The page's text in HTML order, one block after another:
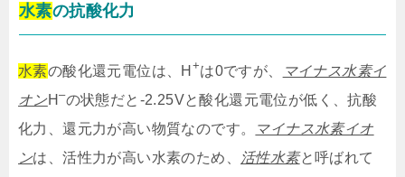
水素の抗酸化力
水素の酸化還元電位は、H +は0ですが、
マイナス水素イ
オンH–の状態だと-2.25Vと酸化還元電位が低く、抗酸
化力、還元力が高い物質なのです。
マイナス水素イオ
ンは、活性力が高い水素のため、 活性水素と呼ばれて